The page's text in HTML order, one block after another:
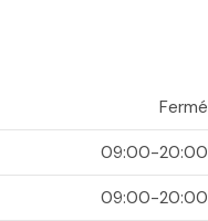
Fermé
09:00-20:00
09:00-20:00